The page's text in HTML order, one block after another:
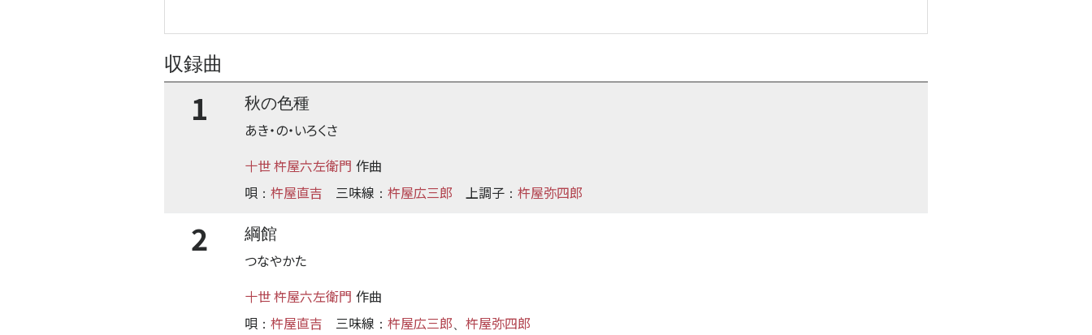
収録曲
1
秋の色種
あき・の・いろくさ
十世 杵屋六左衛門 作曲
唄 ： 杵屋直吉 三味線 ： 杵屋広三郎 上調子 ： 杵屋弥四郎
2
綱館
つなやかた
十世 杵屋六左衛門 作曲
唄 ： 杵屋直吉 三味線 ： 杵屋広三郎、 杵屋弥四郎